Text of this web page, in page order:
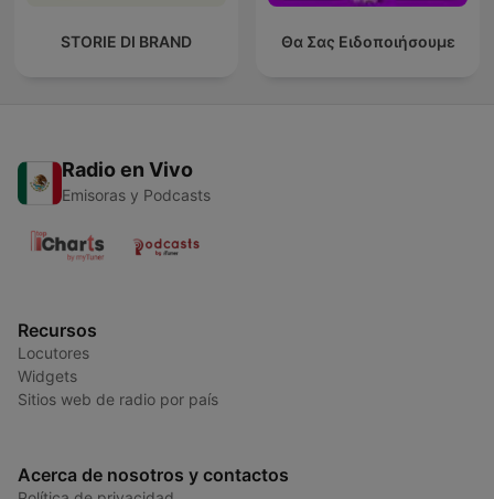
STORIE DI BRAND Θα Σας Ειδοποιήσουμε
Radio en Vivo
Emisoras y Podcasts
Recursos
Locutores
Widgets
Sitios web de radio por país
Acerca de nosotros y contactos